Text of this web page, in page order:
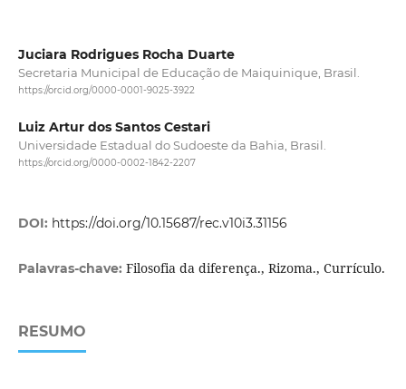
Juciara Rodrigues Rocha Duarte
Secretaria Municipal de Educação de Maiquinique, Brasil.
https://orcid.org/0000-0001-9025-3922
Luiz Artur dos Santos Cestari
Universidade Estadual do Sudoeste da Bahia, Brasil.
https://orcid.org/0000-0002-1842-2207
DOI: https://doi.org/10.15687/rec.v10i3.31156
Palavras-chave: Filosofia da diferença., Rizoma., Currículo.
RESUMO